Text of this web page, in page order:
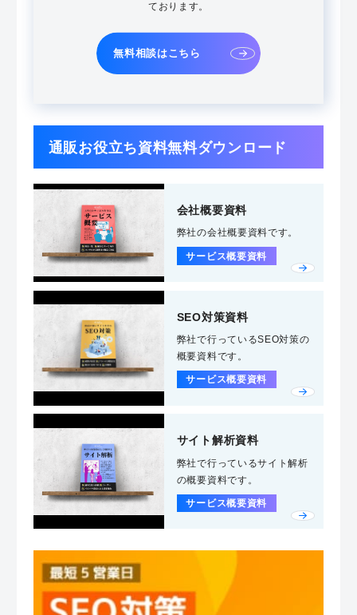
ております。
無料相談はこちら
通販お役立ち資料無料ダウンロード
会社概要資料
弊社の会社概要資料です。
サービス概要資料
SEO対策資料
弊社で行っているSEO対策の
概要資料です。
サービス概要資料
サイト解析資料
弊社で行っているサイト解析
の概要資料です。
サービス概要資料